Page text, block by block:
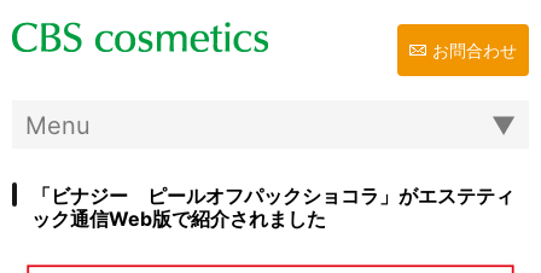
お問合わせ
「ビナジー ピールオフパックショコラ」がエステティ
ック通信Web版で紹介されました